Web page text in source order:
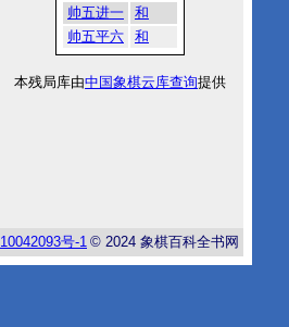
帅五进一
和
帅五平六
和
本残局库由中国象棋云库查询提供
10042093号-1 © 2024 象棋百科全书网